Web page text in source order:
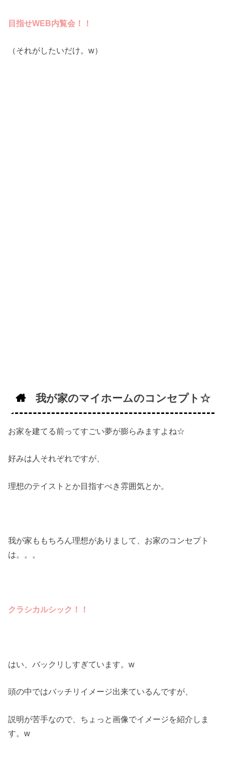
目指せWEB内覧会！！
（それがしたいだけ。w）
我が家のマイホームのコンセプト☆
お家を建てる前ってすごい夢が膨らみますよね☆
好みは人それぞれですが、
理想のテイストとか目指すべき雰囲気とか。
我が家ももちろん理想がありまして、お家のコンセプト
は。。。
クラシカルシック！！
はい、バックリしすぎています。w
頭の中ではバッチリイメージ出来ているんですが、
説明が苦手なので、ちょっと画像でイメージを紹介しま
す。w